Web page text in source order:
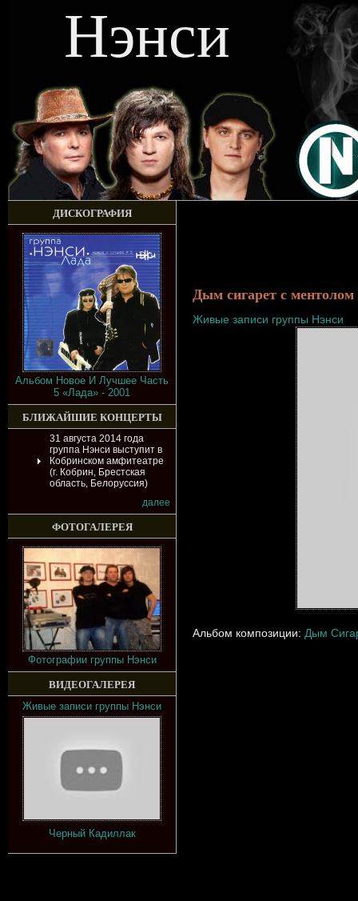
Нэнси
ДИСКОГРАФИЯ
Альбом Новое И Лучшее Часть
5 «Лада» - 2001
БЛИЖАЙШИЕ КОНЦЕРТЫ
31 августа 2014 года
группа Нэнси выступит в
Кобринском амфитеатре
(г. Кобрин, Брестская
область, Белоруссия)
далее
ФОТОГАЛЕРЕЯ
Фотографии группы Нэнси
ВИДЕОГАЛЕРЕЯ
Живые записи группы Нэнси
Черный Кадиллак
Дым сигарет с ментолом
Живые записи группы Нэнси
Альбом композиции: Дым